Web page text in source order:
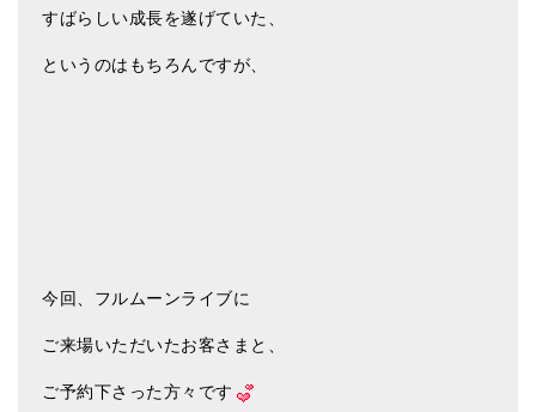
すばらしい成長を遂げていた、
というのはもちろんですが、
今回、フルムーンライブに
ご来場いただいたお客さまと、
ご予約下さった方々です